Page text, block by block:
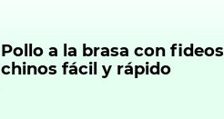
Pollo a la brasa con fideos
chinos fácil y rápido